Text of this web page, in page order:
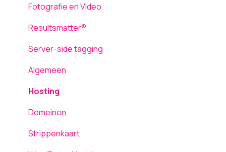
Pagina's
Media
Inloggen
Gebruikers
Netwerk en Storingen
Laadsnelheid
Fotografie en Video
Resultsmatter®
Server-side tagging
Algemeen
Hosting
Domeinen
Strippenkaart